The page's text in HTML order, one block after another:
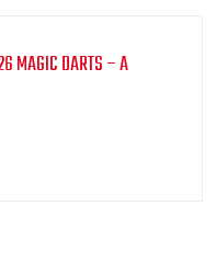
MAGIC DARTS – A